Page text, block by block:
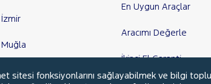
En Uygun Araçlar
Aracımı Değerle
İkinci El Garanti
sitesi fonksiyonlarını sağlayabilmek ve bilgi